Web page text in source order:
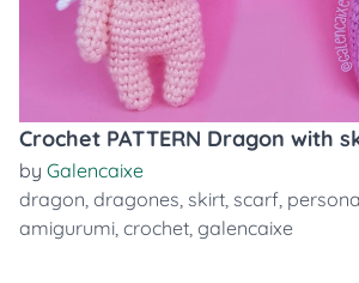
Crochet PATTERN Dragon with
by Galencaixe
dragon, dragones, skirt, scarf,
amigurumi, crochet, galencaixe